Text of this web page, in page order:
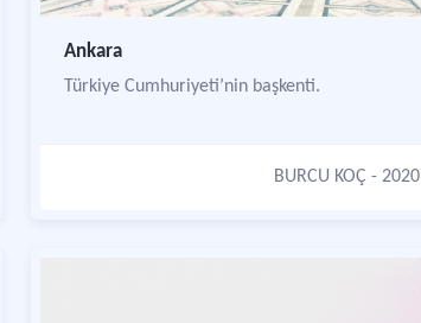
Ankara
Türkiye Cumhuriyeti’nin başkenti.
BURCU KOÇ - 2020